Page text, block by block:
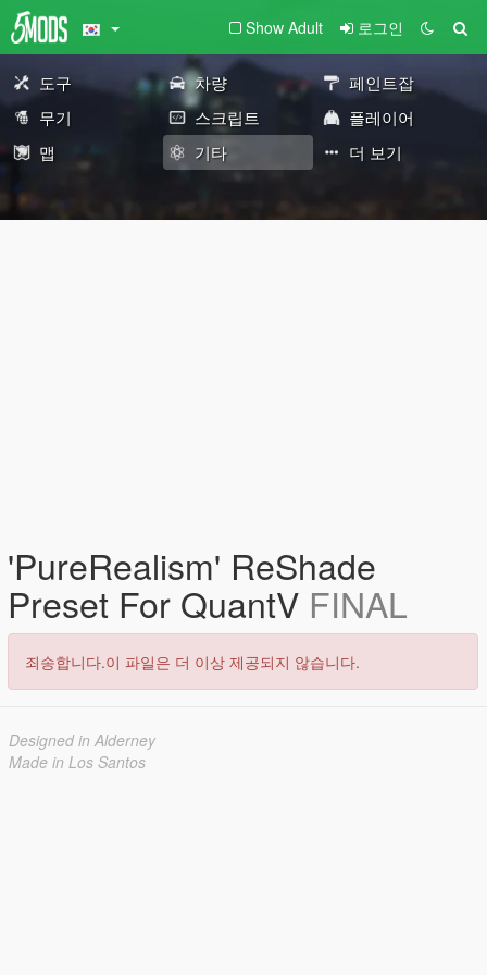
Show Adult 로그인
도구 차량
페인트잡
무기
스크립트
플레이어
맵
기타 더 보기
'PureRealism' ReShade
Preset For QuantV FINAL
죄송합니다.이 파일은 더 이상 제공되지 않습니다.
Designed in Alderney
Made in Los Santos